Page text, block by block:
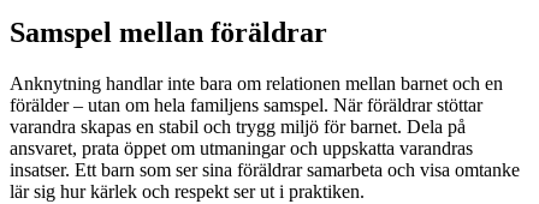
Samspel mellan föräldrar
Anknytning handlar inte bara om relationen mellan barnet och en
förälder – utan om hela familjens samspel. När föräldrar stöttar
varandra skapas en stabil och trygg miljö för barnet. Dela på
ansvaret, prata öppet om utmaningar och uppskatta varandras
insatser. Ett barn som ser sina föräldrar samarbeta och visa omtanke
lär sig hur kärlek och respekt ser ut i praktiken.